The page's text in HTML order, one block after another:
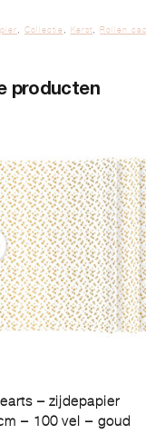
Collectie Kerst Rollen
producten
– zijdepapier
– 100 vel – goud